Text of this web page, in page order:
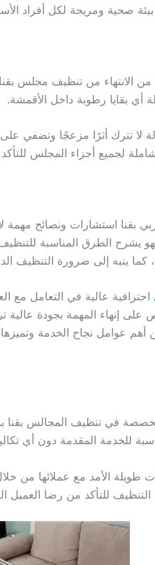
صحية ومريحة لكل أفراد
الانتهاء من تنظيف مجلس
أي بقايا رطوبة داخل الأقمشة.
لا تترك أثرًا مزعجًا وتضفي
لجميع أجزاء المجلس للتأكد
بقنا استشارات ونصائح
يشرح الطرق المناسبة
كما ينبه إلى ضرورة التنظيف
احترافية عالية في التعامل مع
على إنهاء المهمة بجودة
عوامل نجاح الخدمة
في تنظيف المجالس بقنا
للخدمة المقدمة دون أي
طويلة الأمد مع عملائها من
للتأكد من رضا العميل